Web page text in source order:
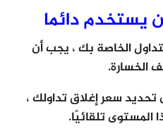
يستخدم دائما
الخاصة بك ، يجب أن
الخسارة.
سعر إغلاق تداولك ،
تلقائيًا.